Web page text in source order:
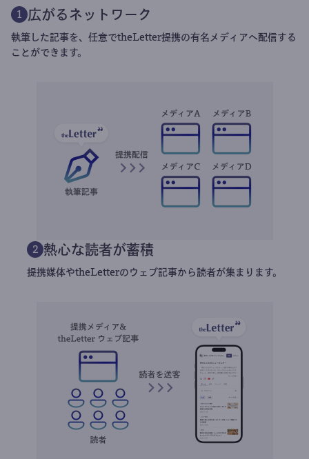
1 広がるネットワーク
執筆した記事を、任意でtheLetter提携の有名メディアへ配信する
ことができます。
2 熱心な読者が蓄積
提携媒体やtheLetterのウェブ記事から読者が集まります。